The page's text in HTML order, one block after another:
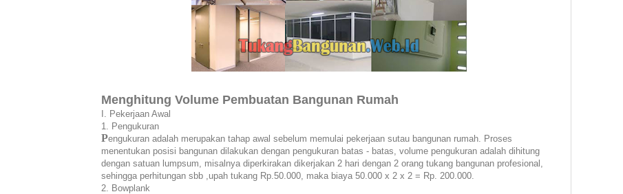
Menghitung Volume Pembuatan Bangunan Rumah
I. Pekerjaan Awal
1. Pengukuran
Pengukuran adalah merupakan tahap awal sebelum memulai pekerjaan sutau bangunan rumah. Proses
menentukan posisi bangunan dilakukan dengan pengukuran batas - batas, volume pengukuran adalah dihitung
dengan satuan lumpsum, misalnya diperkirakan dikerjakan 2 hari dengan 2 orang tukang bangunan profesional,
sehingga perhitungan sbb ,upah tukang Rp.50.000, maka biaya 50.000 x 2 x 2 = Rp. 200.000.
2. Bowplank